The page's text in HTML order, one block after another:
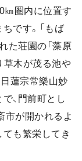
㎞圏内に位置す
です。「もば
た荘園の「藻原
草木が茂る池や
蓮宗常樂山妙
、門前町とし
市が開かれるよ
ても繁栄してき